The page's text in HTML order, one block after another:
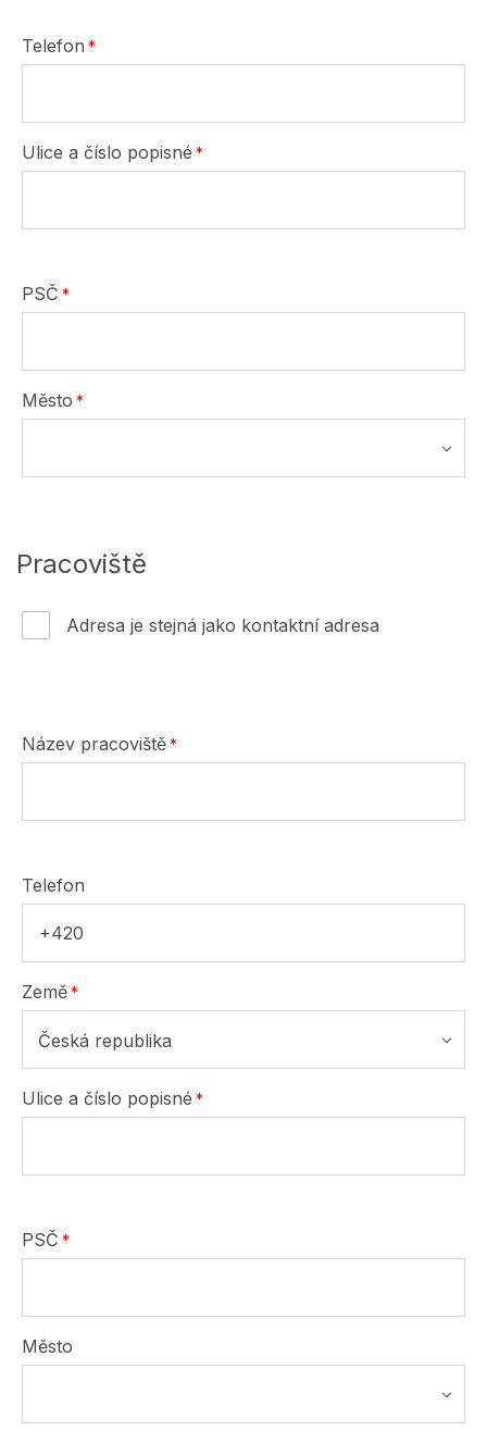
Telefon
Ulice a číslo popisné
PSČ
Město
Pracoviště
Adresa je stejná jako kontaktní adresa
Název pracoviště
Telefon
Země
Česká republika
Ulice a číslo popisné
PSČ
Město